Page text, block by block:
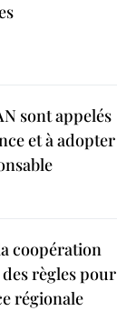
sont appelés
et à adopter
coopération
règles pour
régionale